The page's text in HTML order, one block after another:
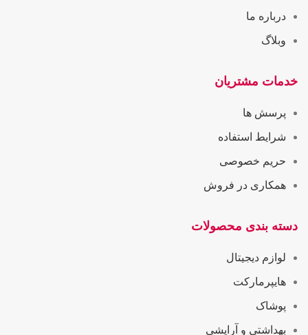
درباره ما
وبلاگ
خدمات مشتریان
پرسش ها
شرایط استفاده
حریم خصوصی
همکاری در فروش
دسته بندی محصولات
لوازم دیجیتال
هایپرمارکت
پوشاک
بهداشتی و آرایشی